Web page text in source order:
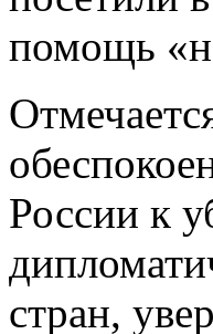
помощь
России к
стран,